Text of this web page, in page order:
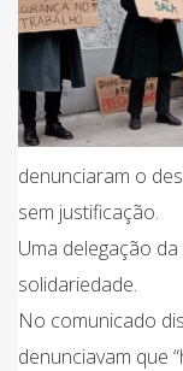
denunciaram o
sem justificação.
Uma delegação
solidariedade.
No comunicado
denunciavam que